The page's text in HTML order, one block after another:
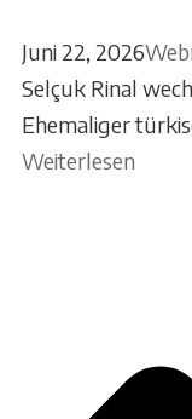
Juni 22, 2026
Selçuk Rinal
Ehemaliger
Weiterlesen